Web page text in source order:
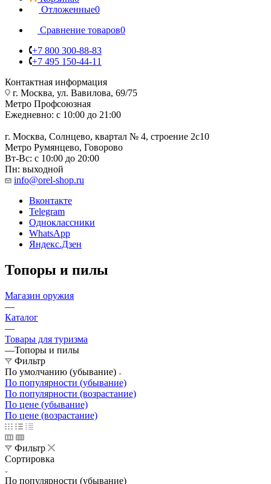
Отложенные0
Сравнение товаров0
+7 800 300-88-83
+7 495 150-44-11
Контактная информация
г. Москва, ул. Вавилова, 69/75
Метро Профсоюзная
Ежедневно: с 10:00 до 21:00
г. Москва, Солнцево, квартал № 4, строение 2с10
Метро Румянцево, Говорово
Вт-Вс: с 10:00 до 20:00
Пн: выходной
info@orel-shop.ru
Вконтакте
Telegram
Одноклассники
WhatsApp
Яндекс.Дзен
Топоры и пилы
Магазин оружия
—
Каталог
—
Товары для туризма
—Топоры и пилы
Фильтр
По умолчанию (убывание)
По популярности (убывание)
По популярности (возрастание)
По цене (убывание)
По цене (возрастание)
Фильтр
Сортировка
По популярности (убывание)